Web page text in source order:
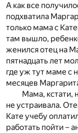
А как все
подхватила
только мама с
там вышло,
женился отец на
пятнадцать лет
где уж тут маме с
месяцев
Мама, кстати,
не устраивала.
Кате учебу
работать пойти –